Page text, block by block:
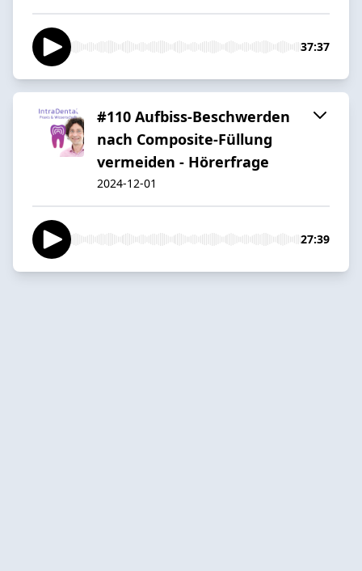
37:37
#110 Aufbiss-Beschwerden
nach Composite-Füllung
vermeiden - Hörerfrage
2024-12-01
27:39